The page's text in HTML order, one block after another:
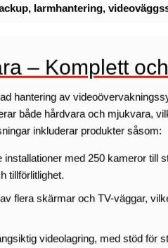
larmhantering,
– Komplett
hantering av
både hårdvara och mjukvara,
inkluderar produkter såsom:
med 250 kameror till
tillförlitlighet.
flera skärmar och TV-väggar,
videolagring, med stöd för